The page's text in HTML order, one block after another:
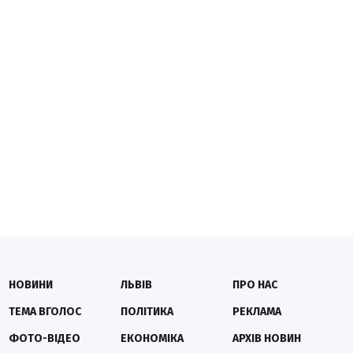
НОВИНИ
ТЕМА ВГОЛОС
ФОТО-ВІДЕО
ЛЬВІВ
ПОЛІТИКА
ЕКОНОМІКА
ПРО НАС
РЕКЛАМА
АРХІВ НОВИН